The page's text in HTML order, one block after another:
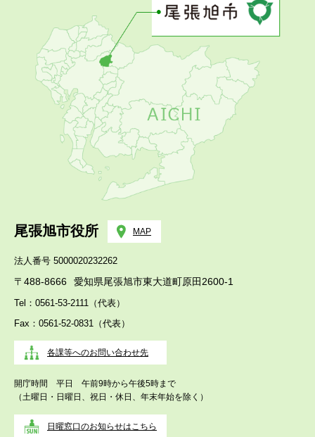
尾張旭市役所 MAP
法人番号 5000020232262
〒488-8666 愛知県尾張旭市東大道町原田2600-1
Tel：0561-53-2111（代表）
Fax：0561-52-0831（代表）
各課等へのお問い合わせ先
開庁時間 平日 午前9時から午後5時まで
（土曜日・日曜日、祝日・休日、年末年始を除く）
日曜窓口のお知らせはこちら